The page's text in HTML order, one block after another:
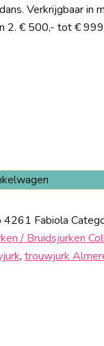
Verkrijgbaar in
2. € 500,- tot €
4261 Fabiola
/ Bruidsjurken
, trouwjurk